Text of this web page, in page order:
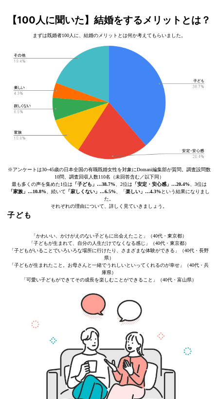
【100人に聞いた】結婚をするメリットとは？
まずは既婚者100人に、結婚のメリットとは何か考えてもらいました。
※アンケートは30~45歳の日本全国の有職既婚女性を対象にDomani編集部が質問。調査設問数
10問、調査回収人数110名（未回答含む／以下同）
最も多くの声を集めた1位は 「子ども」…38.7%、2位は 「安定・安心感」…20.4%、3位は
「家族」…10.8%、続いて 「寂しくない」…6.5%、「 楽しい」…4.3%という結果になりまし
た。
それぞれの理由について、詳しく見ていきましょう。
子ども
「かわいい、かけがえのない子どもに出会えたこと」（40代・東京都）
「子どもが生まれて、自分の人生だけでなくなる感じ」（40代・東京都）
「子どもがいることでいろいろな場所に行けたり、さまざまな体験ができる」（40代・長野
県）
「子どもが生まれたこと。お母さんと一緒でうれしいといってくれるのが幸せ」（40代・兵
庫県）
「可愛い子どもができてその成長を楽しむことができること」（40代・富山県）